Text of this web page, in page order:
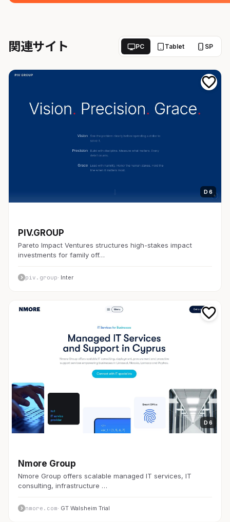
関連サイト PC Tablet SP
D 6
PIV.GROUP
Pareto Impact Ventures structures high-stakes impact
investments for family off…
piv.group· Inter
D 6
Nmore Group
Nmore Group offers scalable managed IT services, IT
consulting, infrastructure …
nmore.com· GT Walsheim Trial